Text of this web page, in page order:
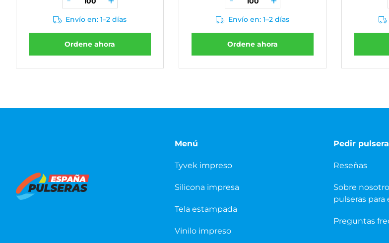
Envío en: 1–2 días
Ordene ahora
Envío en: 1–2 días
Ordene ahora
Menú
Tyvek impreso
Silicona impresa
Tela estampada
Vinilo impreso
Pedir
Reseñas
Sobre
pulseras para
Preguntas